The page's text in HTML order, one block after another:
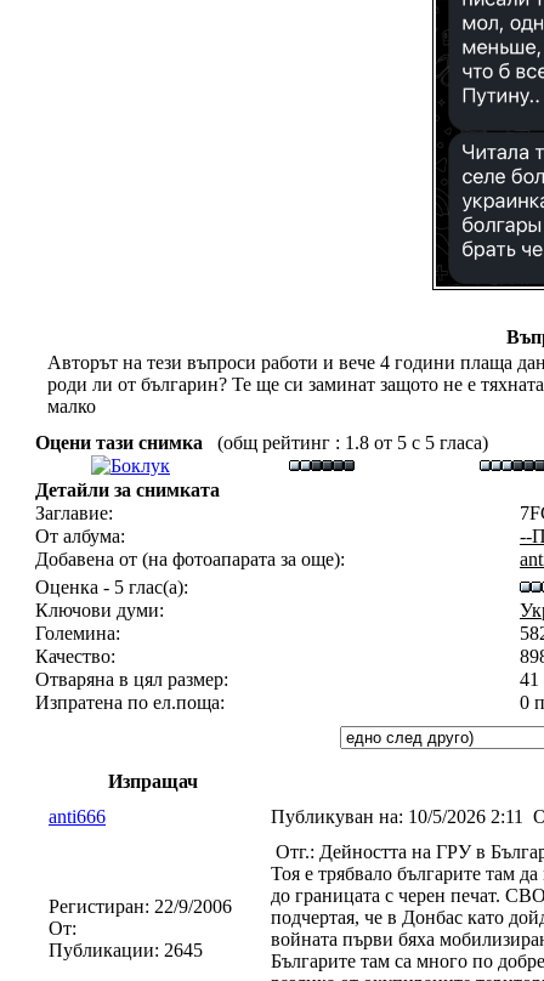
Авторът на тези въпроси работи и вече 4 години плаща
роди ли от българин? Те ще си заминат защото не е
малко
Оцени тази снимка
(общ рейтинг : 1.8 от 5 с 5 гласа)
Детайли за снимката
Заглавие:
От албума:
--
Добавена от (на фотоапарата за още):
Оценка - 5 глас(а):
Ключови думи:
Големина:
Качество:
Отваряна в цял размер:
41
Изпратена по ел.поща:
0
Изпращач
anti666
Публикуван на: 10/5/2026 2:11
Регистиран: 22/9/2006
От:
Публикации: 2645
Отг.: Дейността на ГРУ в
Тоя е трябвало българите там
до границата с черен печат.
подчертая, че в Донбас като
войната първи бяха
Българите там са много по